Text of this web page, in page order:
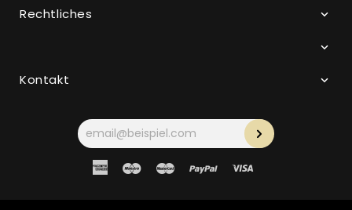
Rechtliches
Kontakt
Ihre
E-
Mail-
Adresse
AmericanMaestroMaster Paypal